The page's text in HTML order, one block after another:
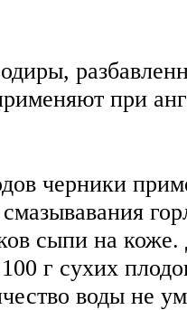
при
черники
сыпи на коже.
г сухих
воды не